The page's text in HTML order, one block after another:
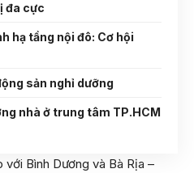
đa cực
hạ tầng nội đô: Cơ hội
sản nghỉ dưỡng
nhà ở trung tâm TP.HCM
Bình Dương và Bà Rịa –